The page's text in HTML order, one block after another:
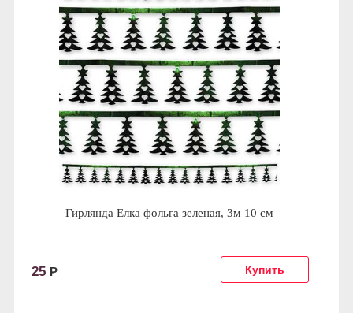
Гирлянда Елка фольга зеленая, 3м 10 см
25 Р